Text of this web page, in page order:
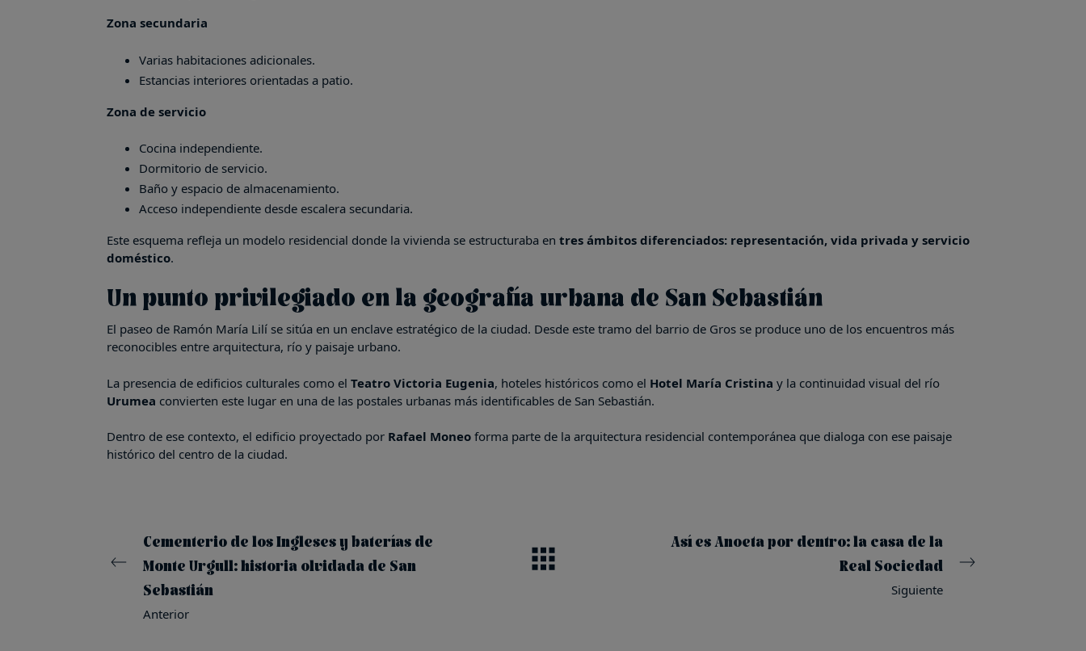
Zona secundaria
Varias habitaciones adicionales.
Estancias interiores orientadas a patio.
Zona de servicio
Cocina independiente.
Dormitorio de servicio.
Baño y espacio de almacenamiento.
Acceso independiente desde escalera secundaria.
Este esquema refleja un modelo residencial donde la vivienda se estructuraba en tres ámbitos diferenciados: representación, vida privada y servicio
doméstico.
Un punto privilegiado en la geografía urbana de San Sebastián
El paseo de Ramón María Lilí se sitúa en un enclave estratégico de la ciudad. Desde este tramo del barrio de Gros se produce uno de los encuentros más
reconocibles entre arquitectura, río y paisaje urbano.
La presencia de edificios culturales como el Teatro Victoria Eugenia, hoteles históricos como el Hotel María Cristina y la continuidad visual del río
Urumea convierten este lugar en una de las postales urbanas más identificables de San Sebastián.
Dentro de ese contexto, el edificio proyectado por Rafael Moneo forma parte de la arquitectura residencial contemporánea que dialoga con ese paisaje
histórico del centro de la ciudad.
Cementerio de los Ingleses y baterías de
Monte Urgull: historia olvidada de San
Sebastián
Anterior
Así es Anoeta por dentro: la casa de la
Real Sociedad
Siguiente